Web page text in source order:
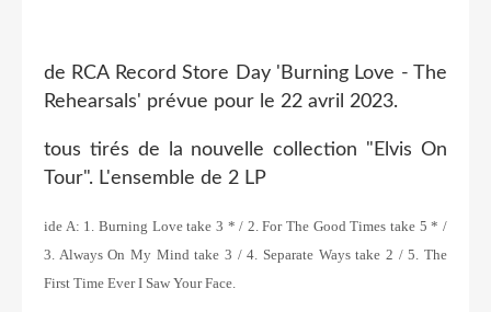
de RCA Record Store Day 'Burning Love - The
Rehearsals' prévue pour le 22 avril 2023.
tous tirés de la nouvelle collection "Elvis On
Tour". L'ensemble de 2 LP
ide A: 1. Burning Love take 3 * / 2. For The Good Times take 5 * /
3. Always On My Mind take 3 / 4. Separate Ways take 2 / 5. The
First Time Ever I Saw Your Face.